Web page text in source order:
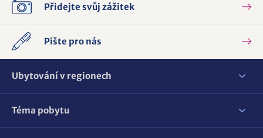
Přidejte svůj zážitek
Pište pro nás
Ubytování v regionech
Téma pobytu